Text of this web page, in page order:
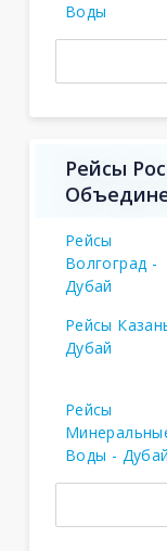
Воды
Рейсы
Рейсы
Волгоград -
Дубай
Рейсы
Дубай
Рейсы
Воды - Дубай